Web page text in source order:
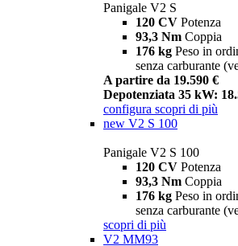
Panigale V2 S
120 CV Potenza
93,3 Nm Coppia
176 kg Peso in
senza carburante
A partire da 19.590 €
Depotenziata 35 kW:
configura scopri di più
new V2 S 100
Panigale V2 S 100
120 CV Potenza
93,3 Nm Coppia
176 kg Peso in
senza carburante
scopri di più
V2 MM93